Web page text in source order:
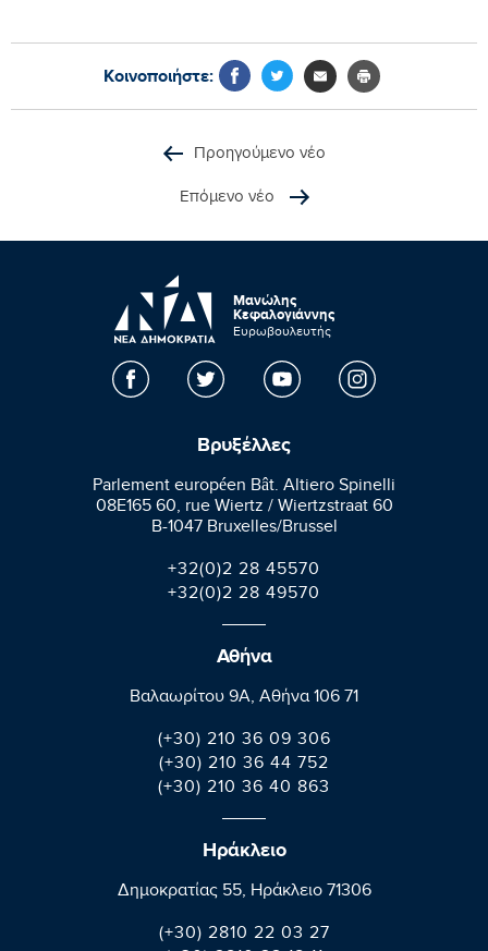
Κοινοποιήστε:
Προηγούμενο νέο
Επόμενο νέο
Μανώλης
Κεφαλογιάννης
Ευρωβουλευτής
Βρυξέλλες
Parlement européen Bât. Altiero Spinelli
08E165 60, rue Wiertz / Wiertzstraat 60
B-1047 Bruxelles/Brussel
+32(0)2 28 45570
+32(0)2 28 49570
Αθήνα
Βαλαωρίτου 9A, Aθήνα 106 71
(+30) 210 36 09 306
(+30) 210 36 44 752
(+30) 210 36 40 863
Ηράκλειο
Δημοκρατίας 55, Ηράκλειο 71306
(+30) 2810 22 03 27